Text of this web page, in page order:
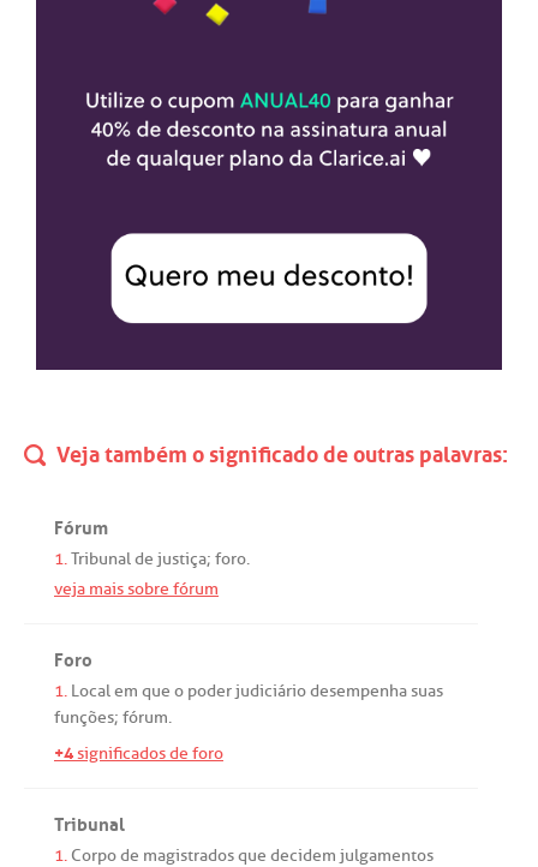
Veja também o significado de outras palavras:
Fórum
1.Tribunalde justiça; foro.
veja mais sobre fórum
Foro
1. Localem que o poderjudiciáriodesempenhasuas
funções; fórum.
+4significados de foro
Tribunal
1. Corpode magistradosque decidem julgamentos